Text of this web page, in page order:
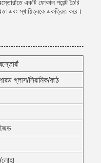
একটি ফোকাল পয়েন্ট তৈরি
এবং স্থায়িত্বকে একত্রিত করে।
গ্লাস/সিরামিক/কাঠ
লোহা